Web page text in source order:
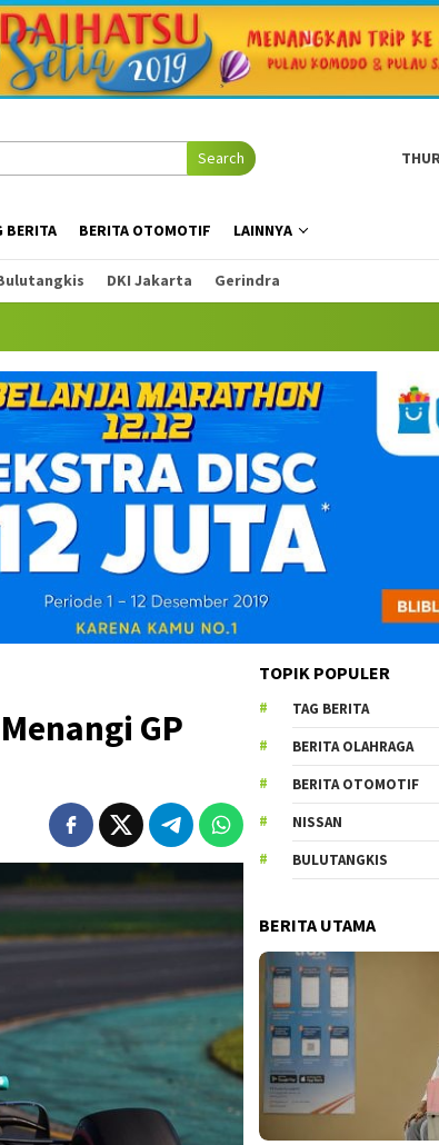
Search
BERITA BERITA OTOMOTIF LAINNYA
DKI Jakarta Gerindra
GP
TOPIK POPULER
TAG BERITA
BERITA OLAHRAGA
BERITA OTOMOTIF
NISSAN
BULUTANGKIS
BERITA UTAMA